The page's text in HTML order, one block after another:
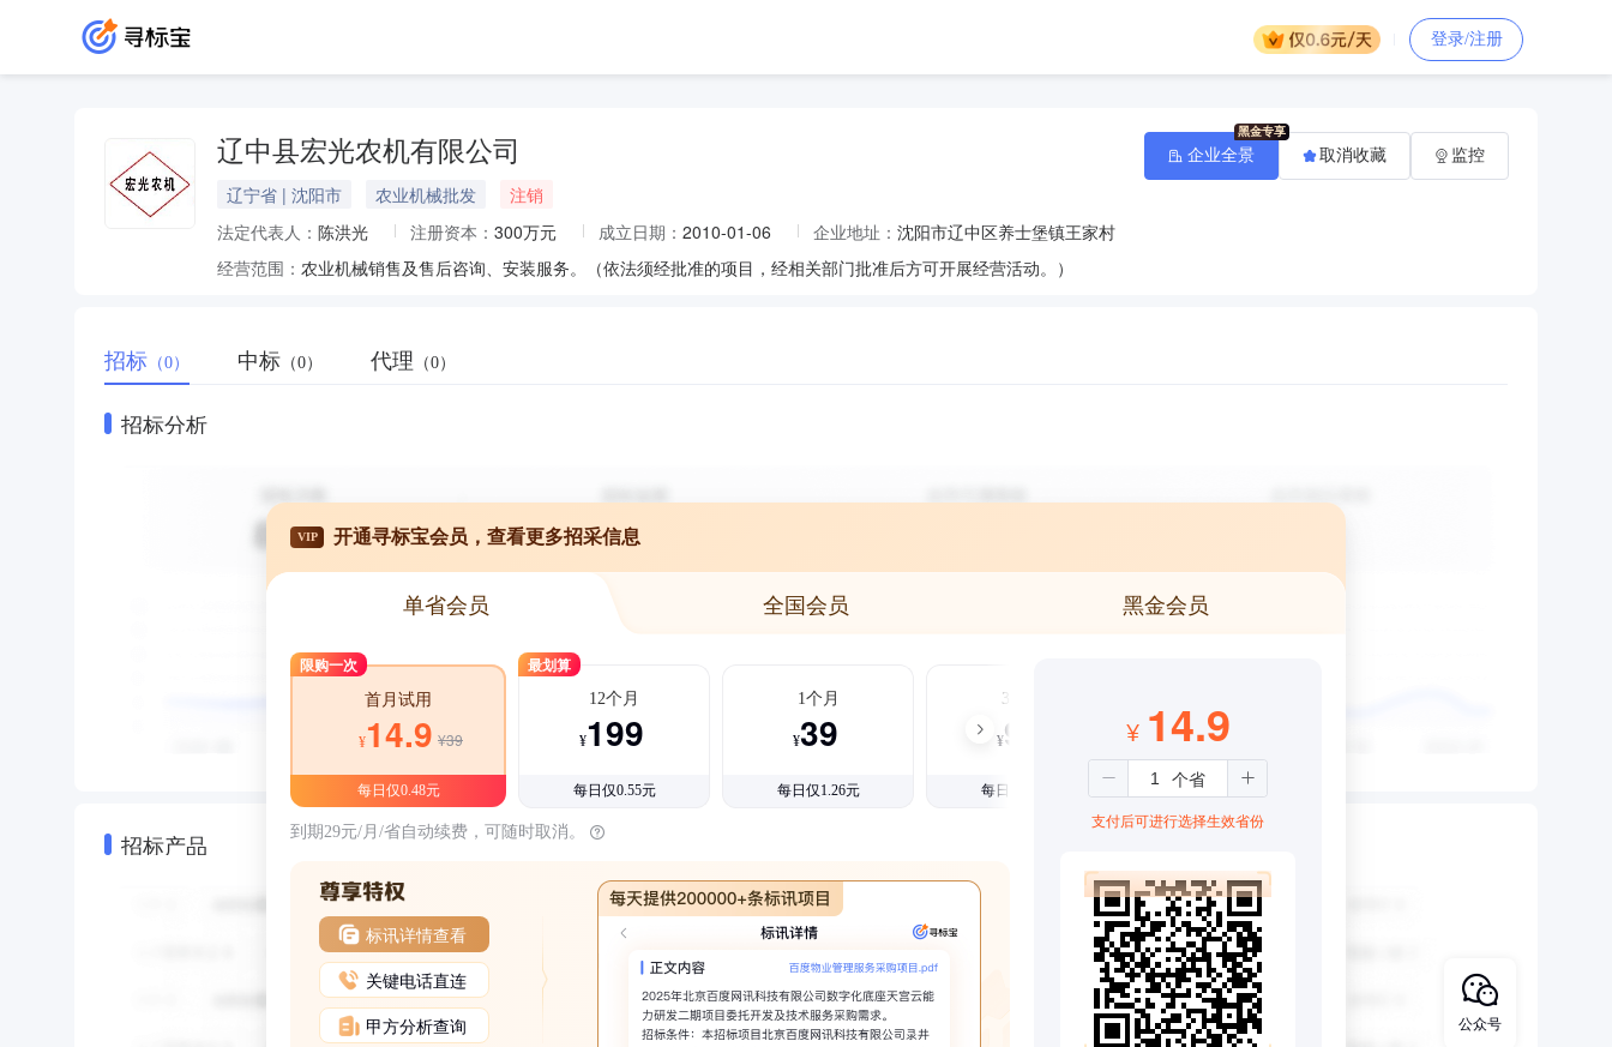
登录/注册
辽中县宏光农机有限公司
辽宁省 | 沈阳市 农业机械批发
注销
法定代表人： 陈洪光 注册资本： 300万元 成立日期： 2010-01-06 企业地址： 沈阳市辽中区养士堡镇王家村
经营范围： 农业机械销售及售后咨询、安装服务。（依法须经批准的项目，经相关部门批准后方可开展经营活动。）
企业全景 取消收藏 监控
招标 （0） 中标 （0） 代理 （0）
招标分析
招标产品
VIP 开通寻标宝会员，查看更多招采信息
单省会员 全国会员 黑金会员
限购一次
首月试用
¥14.9 ¥39
每日仅0.48元
最划算
12个月
¥199
每日仅0.55元
1个月
¥39
每日仅1.26元
3个月
¥99
每日仅1.08元
到期29元/月/省自动续费，可随时取消。
标讯详情查看
关键电话直连
甲方分析查询
¥ 14.9
支付后可进行选择生效省份
公众号